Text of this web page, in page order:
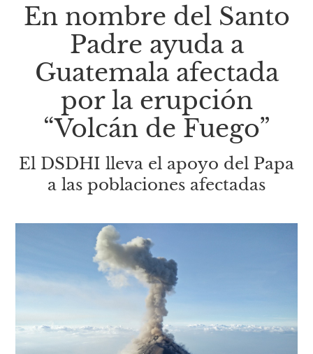
En nombre del Santo
Padre ayuda a
Guatemala afectada
por la erupción
“Volcán de Fuego”
El DSDHI lleva el apoyo del Papa
a las poblaciones afectadas